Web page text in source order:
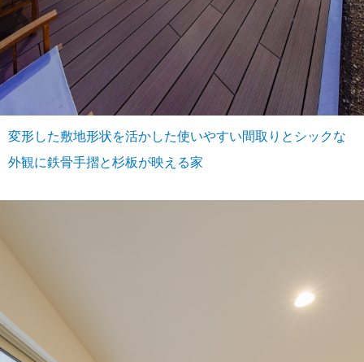
変形した敷地形状を活かした使いやすい間取りとシックな
外観に鉄骨手摺と杉板が映える家